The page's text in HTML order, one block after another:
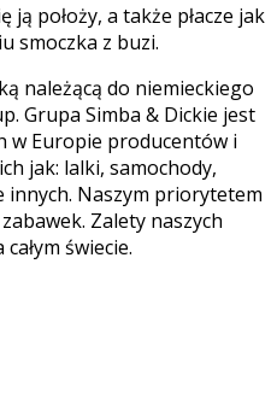
ją położy, a także płacze jak
smoczka z buzi.
należącą do niemieckiego
Grupa Simba & Dickie jest
w Europie producentów i
jak: lalki, samochody,
Naszym priorytetem
Zalety naszych
świecie.